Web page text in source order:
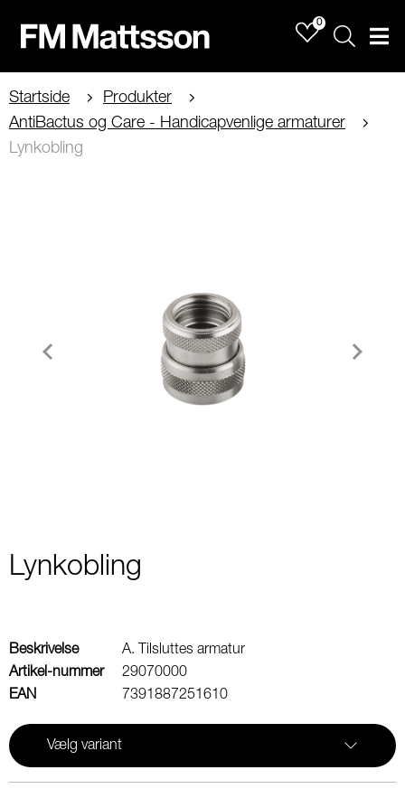
0
Sök
Startside
Produkter
AntiBactus og Care - Handicapvenlige armaturer
Lynkobling
Lynkobling
Beskrivelse
A. Tilsluttes armatur
Artikel-nummer
29070000
EAN
7391887251610
Vælg variant